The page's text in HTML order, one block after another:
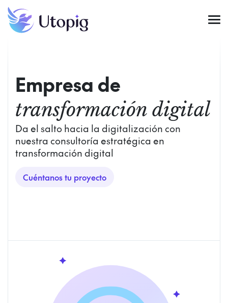
Empresa de
transformación digital
Da el salto hacia la digitalización con
nuestra consultoría estratégica en
transformación digital
Cuéntanos tu proyecto